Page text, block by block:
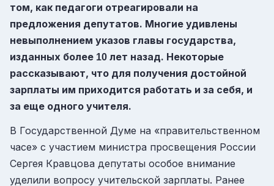
том, как педагоги отреагировали на
предложения депутатов. Многие удивлены
невыполнением указов главы государства,
изданных более 10 лет назад. Некоторые
рассказывают, что для получения достойной
зарплаты им приходится работать и за себя, и
за еще одного учителя.
В Государственной Думе на «правительственном
часе» с участием министра просвещения России
Сергея Кравцова депутаты особое внимание
уделили вопросу учительской зарплаты. Ранее